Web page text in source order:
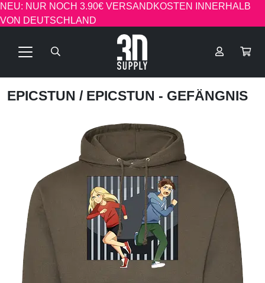
NEU: NUR NOCH 3.90€ VERSANDKOSTEN INNERHALB
VON DEUTSCHLAND
EPICSTUN / EPICSTUN - GEFÄNGNIS